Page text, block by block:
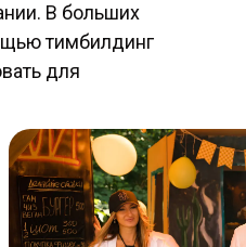
В больших
тимбилдинг
для